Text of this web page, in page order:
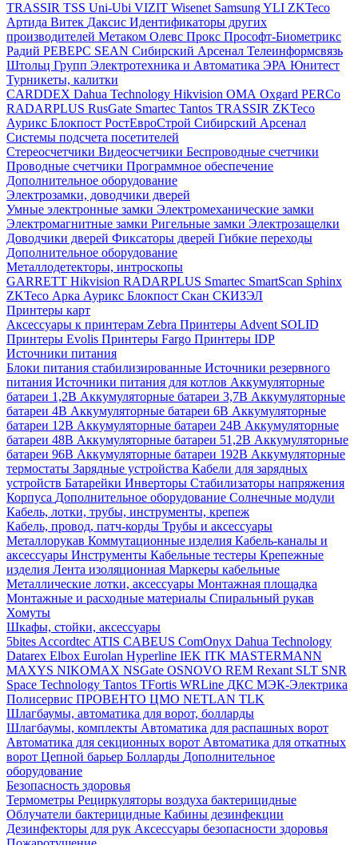
TRASSIR TSS Uni-Ubi VIZIT Wisenet SamsungYLI ZKTeco
Артида Витек Даксис Идентификаторы других
производителей Метаком Олевс Прокс Прософт-Биометрикс
Радий РЕВЕРС SEAN Сибирский Арсенал Телеинформсвязь
Штольц Групп Электротехника и Автоматика ЭРА Юнитест
Турникеты, калитки
CARDDEX Dahua Technology Hikvision ОМА Oxgard PERCo
RADARPLUS RusGate Smartec Tantos TRASSIR ZKTeco
Аурикс Блокпост РостЕвроСтрой Сибирский Арсенал
Системы подсчета посетителей
Стереосчетчики Видеосчетчики Беспроводные счетчики
Проводные счетчики Программное обеспечение
Дополнительное оборудование
Электрозамки, доводчики дверей
Умные электронные замки Электромеханические замки
Электромагнитные замки Ригельные замки Электрозащелки
Доводчики дверей Фиксаторы дверей Гибкие переходы
Дополнительное оборудование
Металлодетекторы, интроскопы
GARRETT Hikvision RADARPLUS Smartec SmartScan Sphinx
ZKTeco Арка Аурикс Блокпост Скан СКИЗЭЛ
Принтеры карт
Аксессуары к принтерам Zebra Принтеры Advent SOLID
Принтеры Evolis Принтеры Fargo Принтеры IDP
Источники питания
Блоки питания стабилизированные Источники резервного
питания Источники питания для котлов Аккумуляторные
батареи 1,2В Аккумуляторные батареи 3,7В Аккумуляторные
батареи 4В Аккумуляторные батареи 6В Аккумуляторные
батареи 12В Аккумуляторные батареи 24В Аккумуляторные
батареи 48В Аккумуляторные батареи 51,2В Аккумуляторные
батареи 96В Аккумуляторные батареи 192В Аккумуляторные
термостаты Зарядные устройства Кабели для зарядных
устройств Батарейки Инверторы Стабилизаторы напряжения
Корпуса Дополнительное оборудование Солнечные модули
Кабель, лотки, трубы, инструменты, крепеж
Кабель, провод, патч-корды Трубы и аксессуары
Металлорукав Коммутационные изделия Кабель-каналы и
аксессуары Инструменты Кабельные тестеры Крепежные
изделия Лента изоляционная Маркеры кабельные
Металлические лотки, аксессуары Монтажная площадка
Монтажные и расходные материалы Спиральный рукав
Хомуты
Шкафы, стойки, аксессуары
5bites Accordtec ATIS CABEUS ComOnyx Dahua Technology
Datarex Elbox Eurolan Hyperline IEK ITK MASTERMANN
MAXYS NIKOMAX NSGate OSNOVO REM Rexant SLT SNR
Space Technology Tantos TFortis WRLine ДКС МЭК-Электрика
Полисервис ПРОВЕНТО ЦМО NETLAN TLK
Шлагбаумы, автоматика для ворот, болларды
Шлагбаумы, комплекты Автоматика для распашных ворот
Автоматика для секционных ворот Автоматика для откатных
ворот Цепной барьер Болларды Дополнительное
оборудование
Безопасность здоровья
Термометры Рециркуляторы воздуха бактерицидные
Облучатели бактерицидные Кабины дезинфекции
Дезинфекторы для рук Аксессуары безопасности здоровья